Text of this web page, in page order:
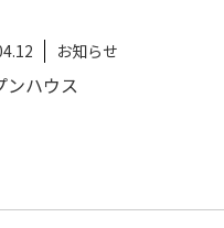
お知らせ
ンハウス